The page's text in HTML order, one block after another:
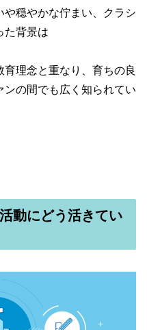
穏やかな佇まい、クラシ
た背景は
理念と重なり、育ちの良
ンの間でも広く知られてい
動にどう活きてい